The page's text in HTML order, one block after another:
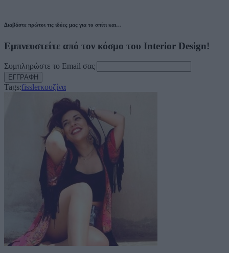
Διαβάστε πρώτοι τις ιδέες μας για το σπίτι και…
Εμπνευστείτε από τον κόσμο του Interior Design!
Συμπληρώστε το Email σας
Tags:fisslerκουζίνα